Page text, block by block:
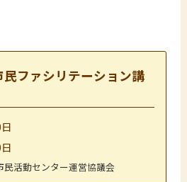
民ファシリテーション講
民活動センター運営協議会